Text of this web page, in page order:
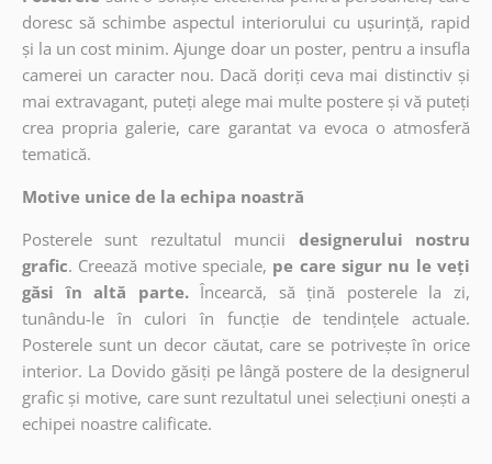
doresc să schimbe aspectul interiorului cu ușurință, rapid
și la un cost minim. Ajunge doar un poster, pentru a insufla
camerei un caracter nou. Dacă doriți ceva mai distinctiv și
mai extravagant, puteți alege mai multe postere și vă puteți
crea propria galerie, care garantat va evoca o atmosferă
tematică.
Motive unice de la echipa noastră
Posterele sunt rezultatul muncii
designerului nostru
grafic. Creează motive speciale, pe care sigur nu le veți
găsi în altă parte. Încearcă, să țină posterele la zi,
tunându-le în culori în funcție de tendințele actuale.
Posterele sunt un decor căutat, care se potrivește în orice
interior. La Dovido găsiți pe lângă postere de la designerul
grafic și motive, care sunt rezultatul unei selecțiuni onești a
echipei noastre calificate.